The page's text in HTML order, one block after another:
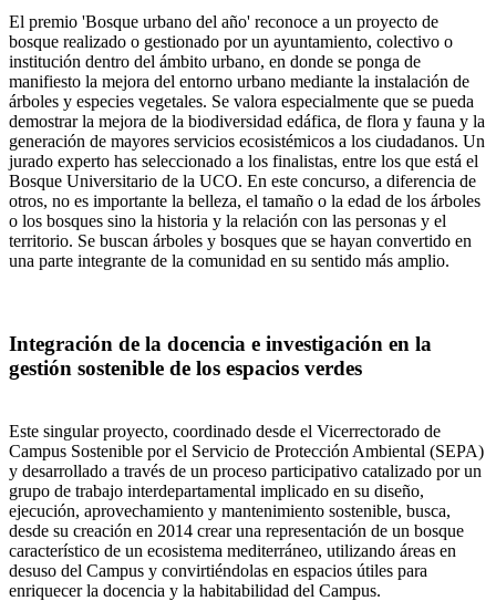
El premio 'Bosque urbano del año' reconoce a un proyecto de
bosque realizado o gestionado por un ayuntamiento, colectivo o
institución dentro del ámbito urbano, en donde se ponga de
manifiesto la mejora del entorno urbano mediante la instalación de
árboles y especies vegetales. Se valora especialmente que se pueda
demostrar la mejora de la biodiversidad edáfica, de flora y fauna y la
generación de mayores servicios ecosistémicos a los ciudadanos. Un
jurado experto has seleccionado a los finalistas, entre los que está el
Bosque Universitario de la UCO. En este concurso, a diferencia de
otros, no es importante la belleza, el tamaño o la edad de los árboles
o los bosques sino la historia y la relación con las personas y el
territorio. Se buscan árboles y bosques que se hayan convertido en
una parte integrante de la comunidad en su sentido más amplio.
Integración de la docencia e investigación en la
gestión sostenible de los espacios verdes
Este singular proyecto, coordinado desde el Vicerrectorado de
Campus Sostenible por el Servicio de Protección Ambiental (SEPA)
y desarrollado a través de un proceso participativo catalizado por un
grupo de trabajo interdepartamental implicado en su diseño,
ejecución, aprovechamiento y mantenimiento sostenible, busca,
desde su creación en 2014 crear una representación de un bosque
característico de un ecosistema mediterráneo, utilizando áreas en
desuso del Campus y convirtiéndolas en espacios útiles para
enriquecer la docencia y la habitabilidad del Campus.